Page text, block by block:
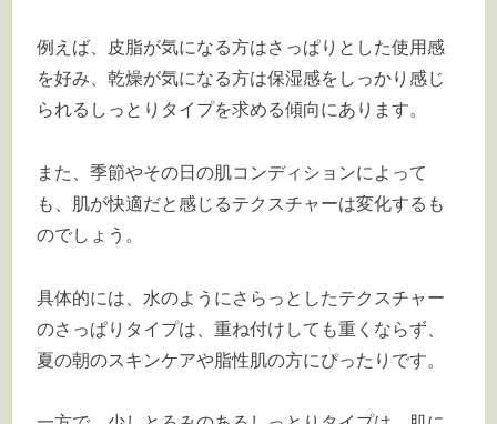
例えば、皮脂が気になる方はさっぱりとした使用感
を好み、乾燥が気になる方は保湿感をしっかり感じ
られるしっとりタイプを求める傾向にあります。
また、季節やその日の肌コンディションによって
も、肌が快適だと感じるテクスチャーは変化するも
のでしょう。
具体的には、水のようにさらっとしたテクスチャー
のさっぱりタイプは、重ね付けしても重くならず、
夏の朝のスキンケアや脂性肌の方にぴったりです。